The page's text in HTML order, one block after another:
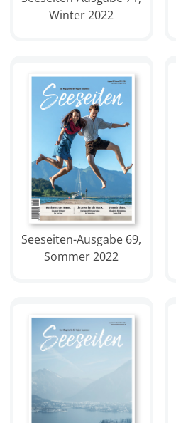
Winter 2022
Seeseiten-Ausgabe 69,
Sommer 2022